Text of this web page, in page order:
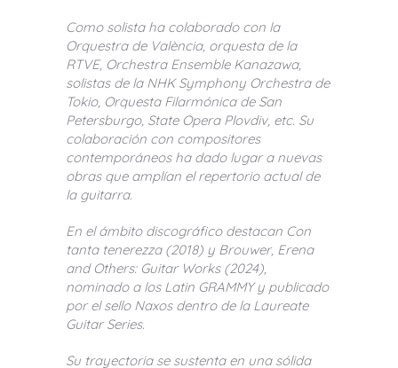
Como solista ha colaborado con la
Orquestra de València, orquesta de la
RTVE, Orchestra Ensemble Kanazawa,
solistas de la NHK Symphony Orchestra de
Tokio, Orquesta Filarmónica de San
Petersburgo, State Opera Plovdiv, etc. Su
colaboración con compositores
contemporáneos ha dado lugar a nuevas
obras que amplían el repertorio actual de
la guitarra.
En el ámbito discográfico destacan Con
tanta tenerezza (2018) y Brouwer, Erena
and Others: Guitar Works (2024),
nominado a los Latin GRAMMY y publicado
por el sello Naxos dentro de la Laureate
Guitar Series.
Su trayectoria se sustenta en una sólida